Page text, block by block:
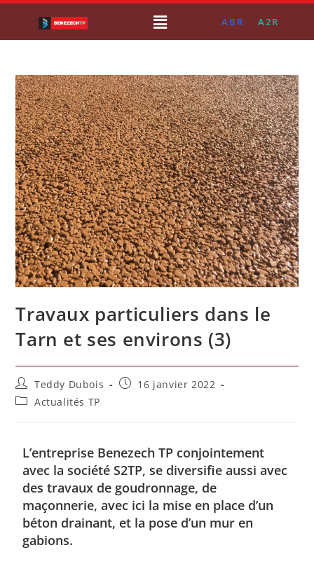
ABR A2R
Travaux particuliers dans le
Tarn et ses environs (3)
Teddy Dubois
16 janvier 2022
Actualités TP
L’entreprise Benezech TP conjointement
avec la société S2TP, se diversifie aussi avec
des travaux de goudronnage, de
maçonnerie, avec ici la mise en place d’un
béton drainant, et la pose d’un mur en
gabions.